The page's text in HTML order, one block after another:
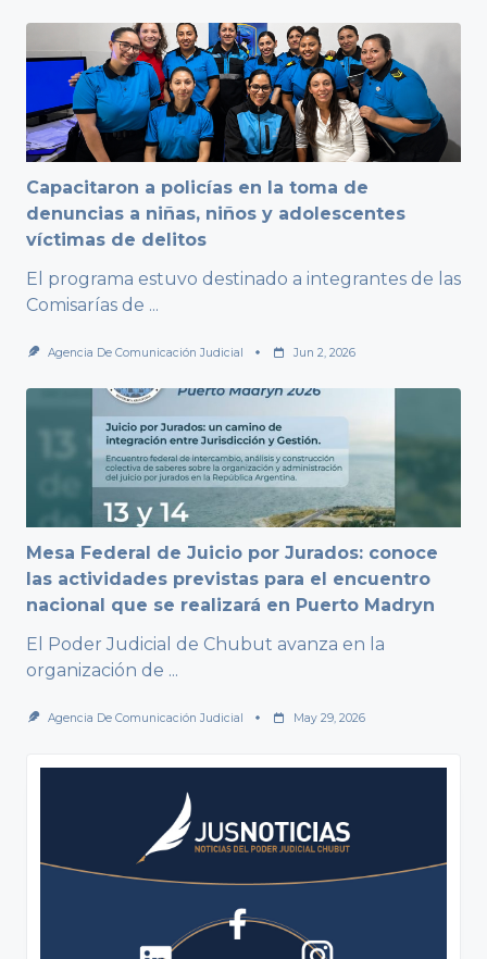
Capacitaron a policías en la toma de
denuncias a niñas, niños y adolescentes
víctimas de delitos
El programa estuvo destinado a integrantes de las
Comisarías de ...
Agencia De Comunicación Judicial Jun 2, 2026
Mesa Federal de Juicio por Jurados: conoce
las actividades previstas para el encuentro
nacional que se realizará en Puerto Madryn
El Poder Judicial de Chubut avanza en la
organización de ...
Agencia De Comunicación Judicial May 29, 2026